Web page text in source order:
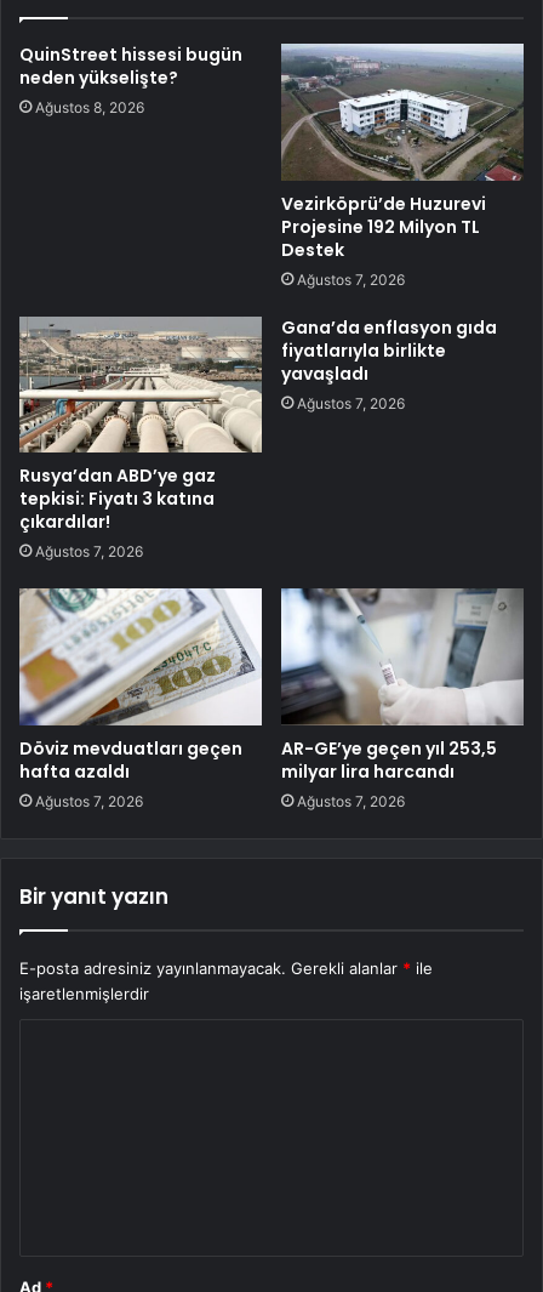
QuinStreet hissesi bugün
neden yükselişte?
Ağustos 8, 2026
Vezirköprü’de Huzurevi
Projesine 192 Milyon TL
Destek
Ağustos 7, 2026
Rusya’dan ABD’ye gaz
tepkisi: Fiyatı 3 katına
çıkardılar!
Ağustos 7, 2026
Gana’da enflasyon gıda
fiyatlarıyla birlikte
yavaşladı
Ağustos 7, 2026
Döviz mevduatları geçen
hafta azaldı
Ağustos 7, 2026
AR-GE’ye geçen yıl 253,5
milyar lira harcandı
Ağustos 7, 2026
Bir yanıt yazın
E-posta adresiniz yayınlanmayacak. Gerekli alanlar * ile
işaretlenmişlerdir
Ad *